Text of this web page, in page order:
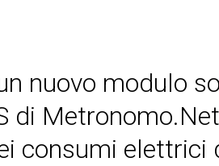
nuovo modulo
di
consumi elettrici